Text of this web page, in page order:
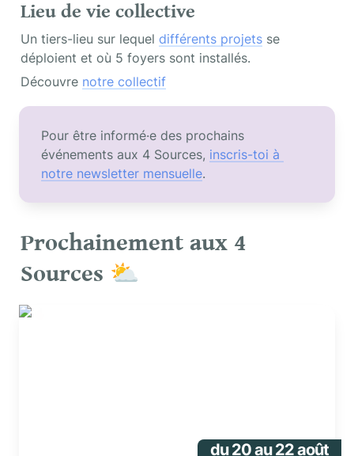
Lieu de vie collective
Un tiers-lieu sur lequel différents projets se
déploient et où 5 foyers sont installés.
Découvre notre collectif
Pour être informé·e des prochains
événements aux 4 Sources, inscris-toi à
notre newsletter mensuelle.
Prochainement aux 4
Sources ⛅
🔥Stage low-tech : construis ta cuisinière !
du 20 au 22 août